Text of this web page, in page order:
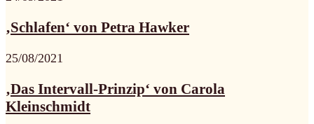
‚Schlafen‘ von Petra Hawker
25/08/2021
‚Das Intervall-Prinzip‘ von Carola
Kleinschmidt